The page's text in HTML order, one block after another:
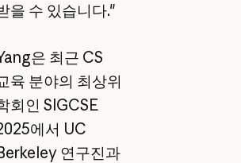
을 수 있습니다."
은 최근 CS
육 분야의 최상위
회인 SIGCSE
에서 UC
연구진과